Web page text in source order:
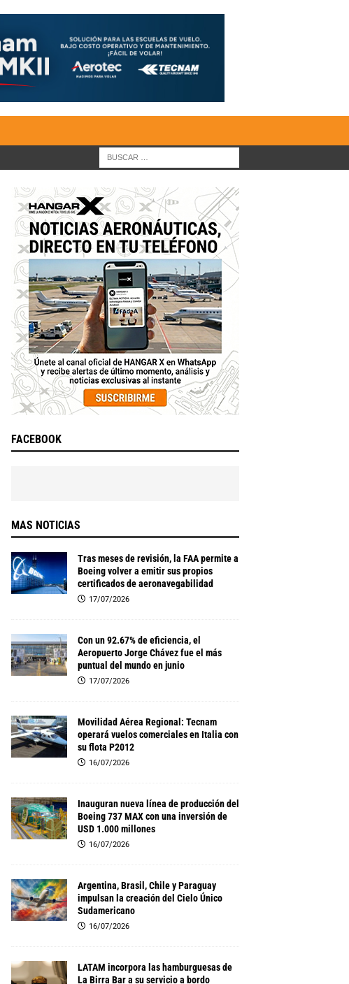
FACEBOOK
MAS NOTICIAS
Tras meses de revisión, la FAA permite a
Boeing volver a emitir sus propios
certificados de aeronavegabilidad
17/07/2026
Con un 92.67% de eficiencia, el
Aeropuerto Jorge Chávez fue el más
puntual del mundo en junio
17/07/2026
Movilidad Aérea Regional: Tecnam
operará vuelos comerciales en Italia con
su flota P2012
16/07/2026
Inauguran nueva línea de producción del
Boeing 737 MAX con una inversión de
USD 1.000 millones
16/07/2026
Argentina, Brasil, Chile y Paraguay
impulsan la creación del Cielo Único
Sudamericano
16/07/2026
LATAM incorpora las hamburguesas de
La Birra Bar a su servicio a bordo